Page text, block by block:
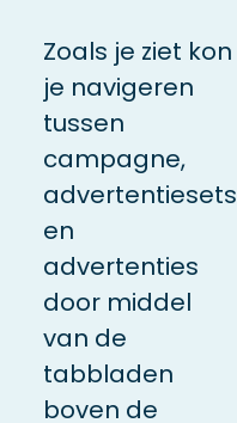
Zoals je ziet kon
je navigeren
tussen
campagne,
advertentiesets
en
advertenties
door middel
van de
tabbladen
boven de